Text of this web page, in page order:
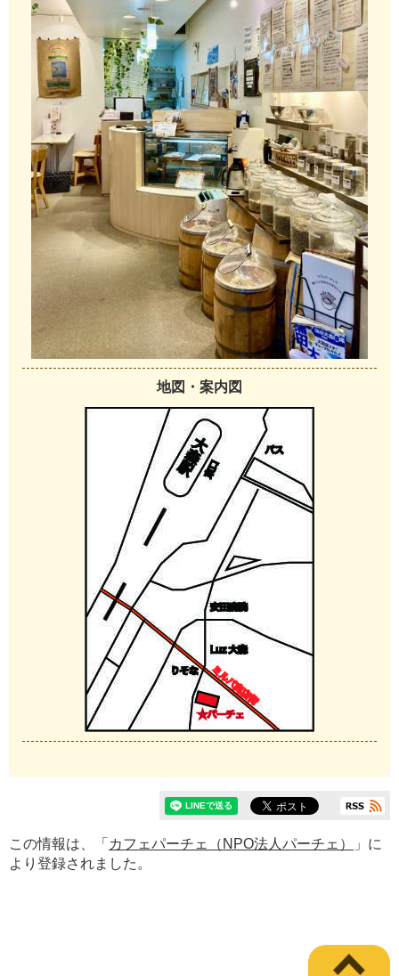
地図・案内図
この情報は、「 カフェパーチェ（NPO法人パーチェ）
」に
より登録されました。